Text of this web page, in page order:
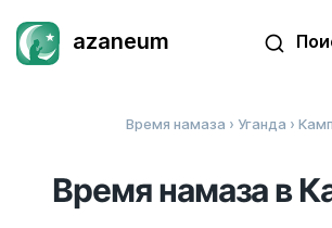
azaneum
Время намаза › Уганда ›
Время намаза в